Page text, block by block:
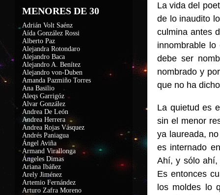
La vida del
de lo inaudito
culmina antes
innombrable
debe ser
nombrado y
que no ha
La quietud es
sin el menor
ya laureada,
es internado
Ahí, y sólo ahí,
Es entonces
los moldes lo
MENORES DE 30
Adrián Volt Saénz
Aída González Rossi
Alberto Paz
Alejandra Rotondaro
Alejandro Baca
Alejandro A. Benítez
Alejandro von-Duben
Amanda Pazmiño Torres
Ana Basilio
Aleqs Garrigóz
Alvar González
Andrea De León
Andrea Herrera
Andrea Rojas Vásquez
Andrés Paniagua
Ángel Aviña
Armand Virallonga
Ángeles Dimas
Ariana Ibáñez
Arely Jiménez
Artemio Fernández
Arturo Zafra Moreno